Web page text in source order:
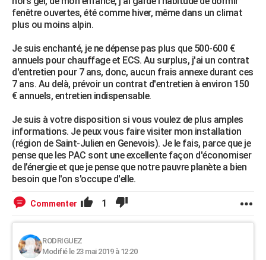
fenêtre ouvertes, été comme hiver, même dans un climat
plus ou moins alpin.
Je suis enchanté, je ne dépense pas plus que 500-600 €
annuels pour chauffage et ECS. Au surplus, j'ai un contrat
d'entretien pour 7 ans, donc, aucun frais annexe durant ces
7 ans. Au delà, prévoir un contrat d'entretien à environ 150
€ annuels, entretien indispensable.
Je suis à votre disposition si vous voulez de plus amples
informations. Je peux vous faire visiter mon installation
(région de Saint-Julien en Genevois). Je le fais, parce que je
pense que les PAC sont une excellente façon d'économiser
de l’énergie et que je pense que notre pauvre planète a bien
besoin que l'on s'occupe d'elle.
Commenter 1
RODRIGUEZ
Modifié le 23 mai 2019 à 12:20